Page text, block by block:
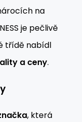
na
je pečlivě
třídě nabídl
a ceny.
, která